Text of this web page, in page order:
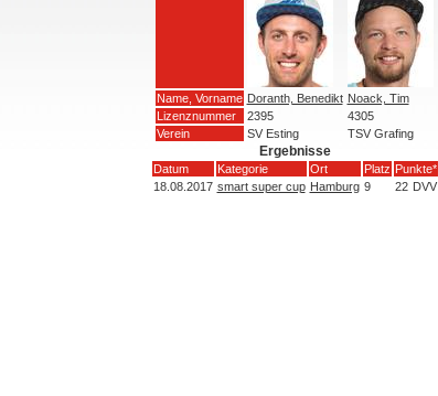
Name, Vorname Doranth, Benedikt Noack, Tim
Lizenznummer
2395
4305
Verein
SV Esting TSV Grafing
Ergebnisse
Datum Kategorie Ort Platz Punkte*
18.08.2017 smart super cup Hamburg 9 22 DVV